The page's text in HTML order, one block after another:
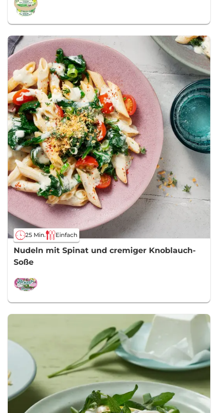
25 Min. Einfach
Nudeln mit Spinat und cremiger Knoblauch-
Soße